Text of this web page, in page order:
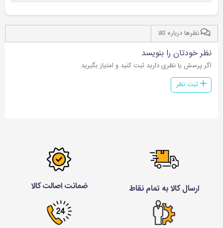
نظرها درباره کالا
نظر خودتان را بنویسد
اگر پرسش یا نظری دارید ثبت کنید و امتیاز بگیرید.
ثبت نظر
ارسال کالا به تمام نقاط ضمانت اصالت کالا